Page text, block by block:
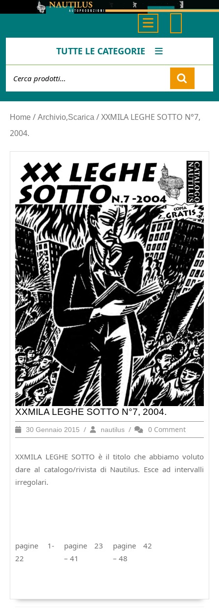
Button
TUTTE LE CATEGORIE
Cart
Home / Archivio,Scarica / XXMILA LEGHE SOTTO N°7,
2004.
XXMILA LEGHE SOTTO N°7, 2004.
30 Gennaio 2015 30
Gennaio
/ nautilusnautilus
/ 0 Comment
XXMILA LEGHE SOTTO è il titolo che abbiamo voluto
dare al catalogo/rivista di Nautilus. Esce ad intervalli
irregolari.
pagine 1-
22
pagine 23
– 41
pagine 42
– 48
Navigazione